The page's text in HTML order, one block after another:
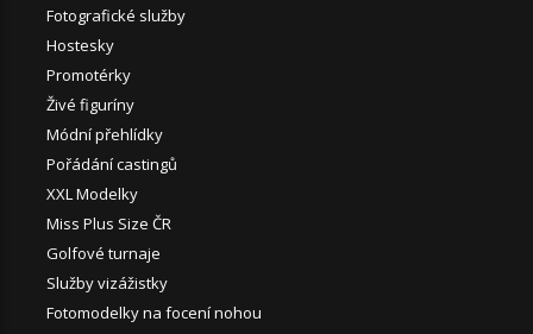
Fotografické služby
Hostesky
Promotérky
Živé figuríny
Módní přehlídky
Pořádání castingů
XXL Modelky
Miss Plus Size ČR
Golfové turnaje
Služby vizážistky
Fotomodelky na focení nohou